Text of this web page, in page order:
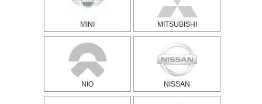
MINI MITSUBISHI
NIO NISSAN